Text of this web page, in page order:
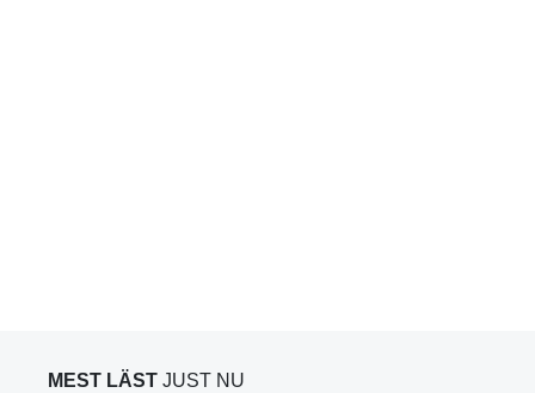
MEST LÄST JUST NU